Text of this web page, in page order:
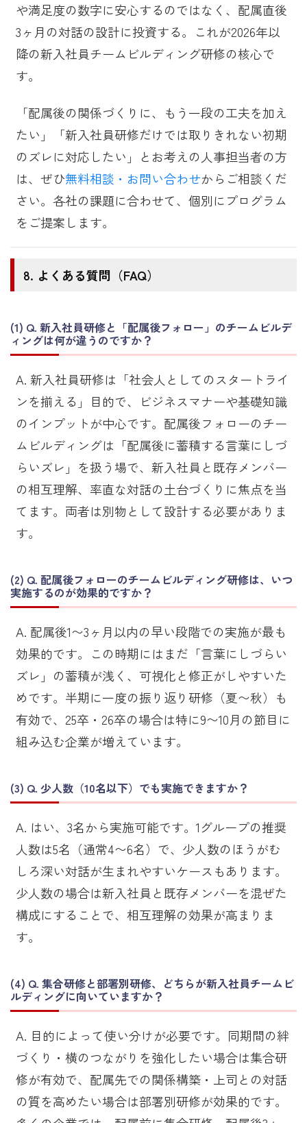
や満足度の数字に安心するのではなく、配属直後
3ヶ月の対話の設計に投資する。これが2026年以
降の新入社員チームビルディング研修の核心で
す。
「配属後の関係づくりに、もう一段の工夫を加え
たい」「新入社員研修だけでは取りきれない初期
のズレに対応したい」とお考えの人事担当者の方
は、ぜひ無料相談・お問い合わせからご相談くだ
さい。各社の課題に合わせて、個別にプログラム
をご提案します。
よくある質問（FAQ）
Q. 新入社員研修と「配属後フォロー」のチームビルデ
ィングは何が違うのですか？
A. 新入社員研修は「社会人としてのスタートライ
ンを揃える」目的で、ビジネスマナーや基礎知識
のインプットが中心です。配属後フォローのチー
ムビルディングは「配属後に蓄積する言葉にしづ
らいズレ」を扱う場で、新入社員と既存メンバー
の相互理解、率直な対話の土台づくりに焦点を当
てます。両者は別物として設計する必要がありま
す。
Q. 配属後フォローのチームビルディング研修は、いつ
実施するのが効果的ですか？
A. 配属後1〜3ヶ月以内の早い段階での実施が最も
効果的です。この時期にはまだ「言葉にしづらい
ズレ」の蓄積が浅く、可視化と修正がしやすいた
めです。半期に一度の振り返り研修（夏〜秋）も
有効で、25卒・26卒の場合は特に9〜10月の節目に
組み込む企業が増えています。
Q. 少人数（10名以下）でも実施できますか？
A. はい、3名から実施可能です。1グループの推奨
人数は5名（通常4〜6名）で、少人数のほうがむ
しろ深い対話が生まれやすいケースもあります。
少人数の場合は新入社員と既存メンバーを混ぜた
構成にすることで、相互理解の効果が高まりま
す。
Q. 集合研修と部署別研修、どちらが新入社員チームビ
ルディングに向いていますか？
A. 目的によって使い分けが必要です。同期間の絆
づくり・横のつながりを強化したい場合は集合研
修が有効で、配属先での関係構築・上司との対話
の質を高めたい場合は部署別研修が効果的です。